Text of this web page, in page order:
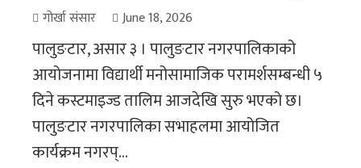
गोर्खा संसार June 18, 2026
पालुङटार, असार ३ । पालुङटार नगरपालिकाको
आयोजनामा विद्यार्थी मनोसामाजिक परामर्शसम्बन्धी ५
दिने कस्टमाइज्ड तालिम आजदेखि सुरु भएको छ।
पालुङटार नगरपालिका सभाहलमा आयोजित
कार्यक्रम नगरप्...